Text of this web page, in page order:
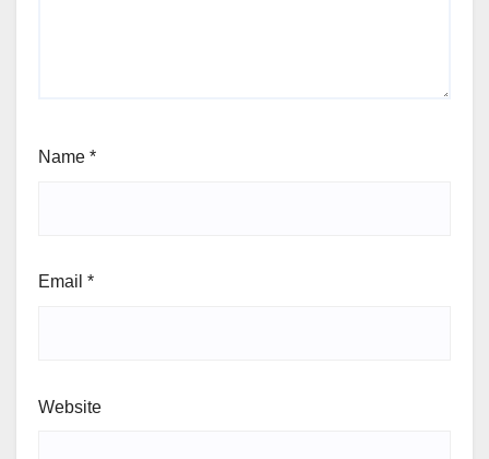
Name *
Email *
Website